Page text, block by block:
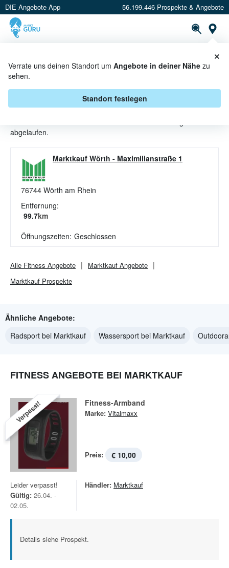
DIE Angebote App 56.199.446 Prospekte & Angebote
Verrate uns deinen Standort um Angebote in deiner Nähe zu
sehen.
Standort festlegen
×
FITNESS ANGEBOTE & AKTIONEN
BEI MARKTKAUF
abgelaufen.
Marktkauf Wörth - Maximilianstraße 1
76744 Wörth am Rhein
Entfernung:
99.7km
Öffnungszeiten: Geschlossen
Alle Fitness Angebote Marktkauf Angebote
Marktkauf Prospekte
Ähnliche Angebote:
Radsport bei Marktkauf
Wassersport bei Marktkauf
FITNESS ANGEBOTE BEI MARKTKAUF
Verpasst! Fitness-Armband
Marke: Vitalmaxx
Preis: € 10,00
Leider verpasst!
Gültig: 26.04. -
02.05.
Händler: Marktkauf
Details siehe Prospekt.